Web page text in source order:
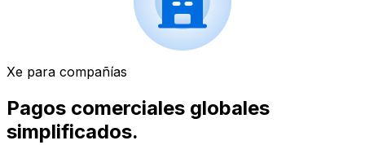
Xe para compañías
Pagos comerciales globales
simplificados.